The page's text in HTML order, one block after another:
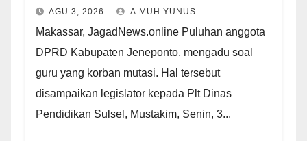
AGU 3, 2026 A.MUH.YUNUS
Makassar, JagadNews.online Puluhan anggota
DPRD Kabupaten Jeneponto, mengadu soal
guru yang korban mutasi. Hal tersebut
disampaikan legislator kepada Plt Dinas
Pendidikan Sulsel, Mustakim, Senin, 3...